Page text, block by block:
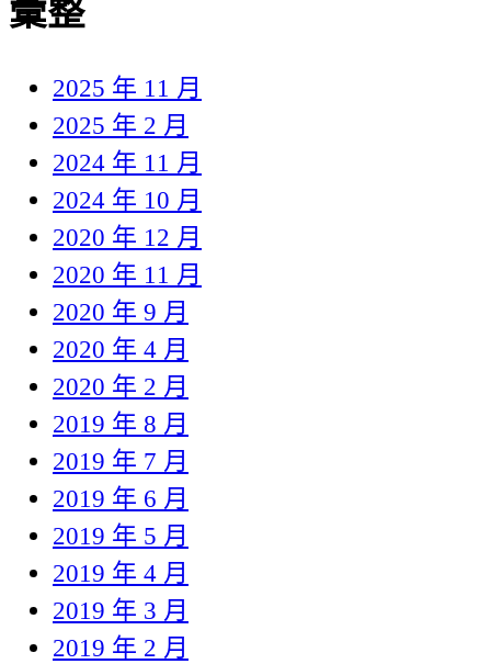
彙整
2025 年 11 月
2025 年 2 月
2024 年 11 月
2024 年 10 月
2020 年 12 月
2020 年 11 月
2020 年 9 月
2020 年 4 月
2020 年 2 月
2019 年 8 月
2019 年 7 月
2019 年 6 月
2019 年 5 月
2019 年 4 月
2019 年 3 月
2019 年 2 月